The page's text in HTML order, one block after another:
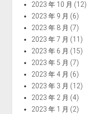
2023 年 10 月 (12)
2023 年 9 月 (6)
2023 年 8 月 (7)
2023 年 7 月 (11)
2023 年 6 月 (15)
2023 年 5 月 (7)
2023 年 4 月 (6)
2023 年 3 月 (12)
2023 年 2 月 (4)
2023 年 1 月 (2)